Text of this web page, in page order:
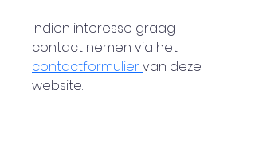
Indien interesse graag
contact nemen via het
contactformulier van deze
website.